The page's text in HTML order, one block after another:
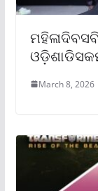
March 8, 2026